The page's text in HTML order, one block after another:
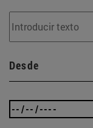
Desde